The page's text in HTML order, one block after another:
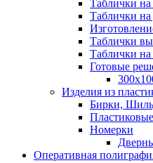
Таблички
Таблички на
Таблички
Таблички
Готовые
Изделия из
Бирки,
Номерки
Оперативная